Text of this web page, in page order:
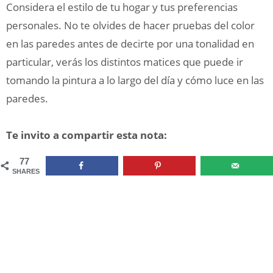
Considera el estilo de tu hogar y tus preferencias
personales. No te olvides de hacer pruebas del color
en las paredes antes de decirte por una tonalidad en
particular, verás los distintos matices que puede ir
tomando la pintura a lo largo del día y cómo luce en las
paredes.
Te invito a compartir esta nota:
77
SHARES